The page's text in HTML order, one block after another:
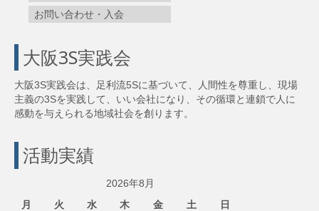
お問い合わせ・入会
大阪3S実践会
大阪3S実践会は、足利流5Sに基づいて、人間性を尊重し、現場
主義の3Sを実践して、いい会社になり、その循環と連鎖で人に
感動を与えられる地域社会を創ります。
活動実績
2026年8月
月
火 水 木 金 土 日